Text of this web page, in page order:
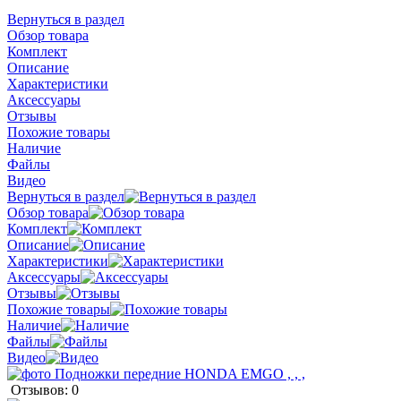
Вернуться в раздел
Обзор товара
Комплект
Описание
Характеристики
Аксессуары
Отзывы
Похожие товары
Наличие
Файлы
Видео
Вернуться в раздел
Обзор товара
Комплект
Описание
Характеристики
Аксессуары
Отзывы
Похожие товары
Наличие
Файлы
Видео
Отзывов: 0